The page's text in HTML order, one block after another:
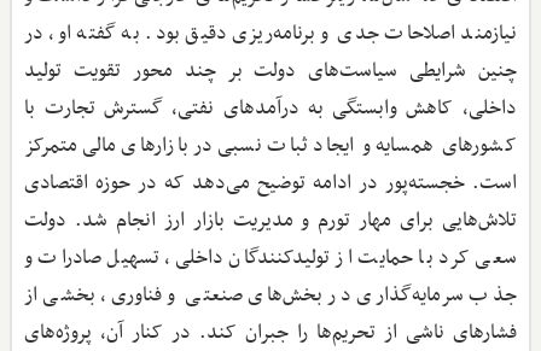
نیازمند اصلاحات جدی و برنامه‌ریزی دقیق بود. به گفته او، در
چنین شرایطی سیاست‌های دولت بر چند محور تقویت تولید
داخلی، کاهش وابستگی به درآمدهای نفتی، گسترش تجارت با
کشورهای همسایه و ایجاد ثبات نسبی در بازارهای مالی متمرکز
است. خجسته‌پور در ادامه توضیح می‌دهد که در حوزه اقتصادی
تلاش‌هایی برای مهار تورم و مدیریت بازار ارز انجام شد. دولت
سعی کرد با حمایت از تولیدکنندگان داخلی، تسهیل صادرات و
جذب سرمایه‌گذاری در بخش‌های صنعتی و فناوری، بخشی از
فشارهای ناشی از تحریم‌ها را جبران کند. در کنار آن، پروژه‌های